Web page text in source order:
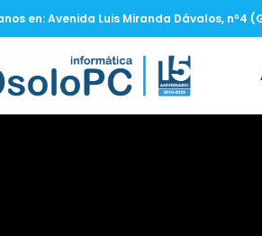
en: Avenida Luis Miranda Dávalos, nº4